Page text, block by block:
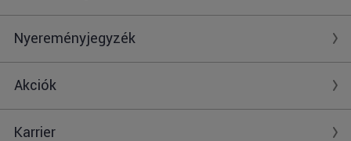
Nyereményjegyzék
Akciók
Karrier